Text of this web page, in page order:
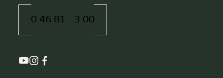
0 46 81 - 3 00